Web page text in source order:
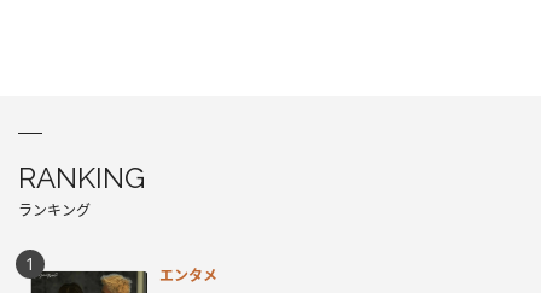
RANKING
ランキング
エンタメ